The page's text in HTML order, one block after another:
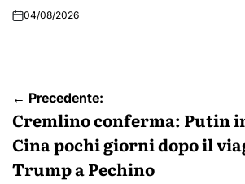
04/08/2026
Navigazione
articoli
← Precedente:
Cremlino conferma: Putin
Cina pochi giorni dopo il
Trump a Pechino